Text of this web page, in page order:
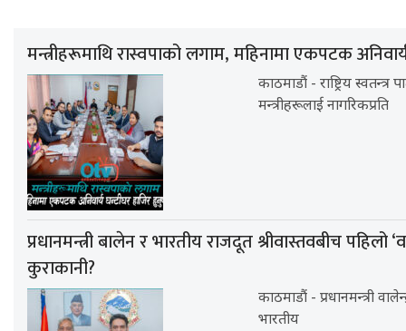
मन्त्रीहरूमाथि रास्वपाको लगाम, महिनामा एकपटक
काठमाडौं - राष्ट्रिय स्वतन्त्र
मन्त्रीहरूलाई नागरिकप्रति
प्रधानमन्त्री बालेन र भारतीय राजदूत श्रीवास्तवबीच पहिलो
कुराकानी?
काठमाडौं - प्रधानमन्त्री
भारतीय